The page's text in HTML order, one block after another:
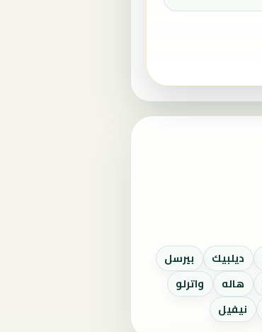
ديلبيك
بيرسل
هاله
واترلو
نيفيل